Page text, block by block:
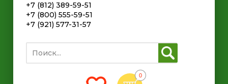
+7 (812) 389-59-51
+7 (800) 555-59-51
+7 (921) 577-31-57